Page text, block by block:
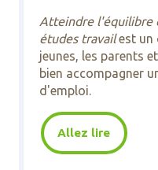
Atteindre l'équilibre
études travailest un
jeunes, les parents
bien accompagner
d'emploi.
Allez lire